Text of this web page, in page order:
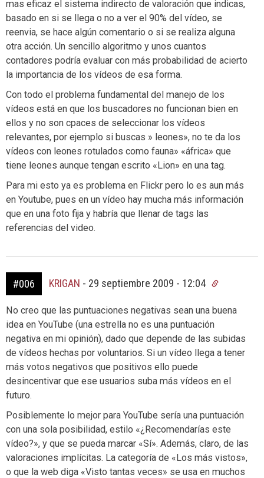
mas eficaz el sistema indirecto de valoración que indicas,
basado en si se llega o no a ver el 90% del vídeo, se
reenvia, se hace algún comentario o si se realiza alguna
otra acción. Un sencillo algoritmo y unos cuantos
contadores podría evaluar con más probabilidad de acierto
la importancia de los vídeos de esa forma.
Con todo el problema fundamental del manejo de los
vídeos está en que los buscadores no funcionan bien en
ellos y no son cpaces de seleccionar los vídeos
relevantes, por ejemplo si buscas » leones», no te da los
vídeos con leones rotulados como fauna» «áfrica» que
tiene leones aunque tengan escrito «Lion» en una tag.
Para mi esto ya es problema en Flickr pero lo es aun más
en Youtube, pues en un vídeo hay mucha más información
que en una foto fija y habría que llenar de tags las
referencias del video.
#006 KRIGAN - 29 septiembre 2009 - 12:04
No creo que las puntuaciones negativas sean una buena
idea en YouTube (una estrella no es una puntuación
negativa en mi opinión), dado que depende de las subidas
de vídeos hechas por voluntarios. Si un vídeo llega a tener
más votos negativos que positivos ello puede
desincentivar que ese usuarios suba más vídeos en el
futuro.
Posiblemente lo mejor para YouTube sería una puntuación
con una sola posibilidad, estilo «¿Recomendarías este
vídeo?», y que se pueda marcar «Sí». Además, claro, de las
valoraciones implícitas. La categoría de «Los más vistos»,
o que la web diga «Visto tantas veces» se usa en muchos